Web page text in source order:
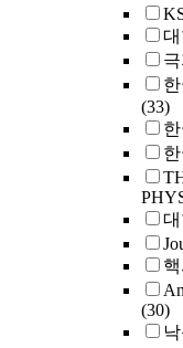
(33)
대
(30)